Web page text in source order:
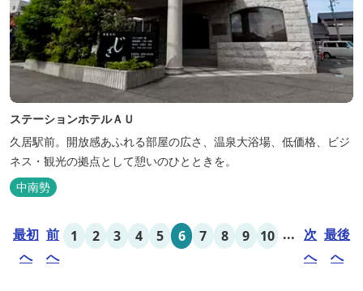
ステーションホテルＡＵ
久居駅前。開放感あふれる部屋の広さ、温泉大浴場、低価格、ビジ
ネス・観光の拠点として憩いのひとときを。
中南勢
最初
へ
前
へ
1 2 3 4 5 6 7 8 9 10 ... 次
へ
最後
へ